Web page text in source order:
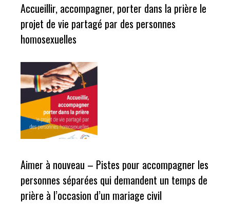
Accueillir, accompagner, porter dans la prière le
projet de vie partagé par des personnes
homosexuelles
Aimer à nouveau – Pistes pour accompagner les
personnes séparées qui demandent un temps de
prière à l’occasion d’un mariage civil